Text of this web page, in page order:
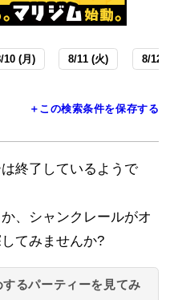
10 (月) 8/11 (火) 8/12 (
＋この検索条件を保存する
終了しているようで
、シャンクレールがオ
てみませんか?
るパーティーを見てみ